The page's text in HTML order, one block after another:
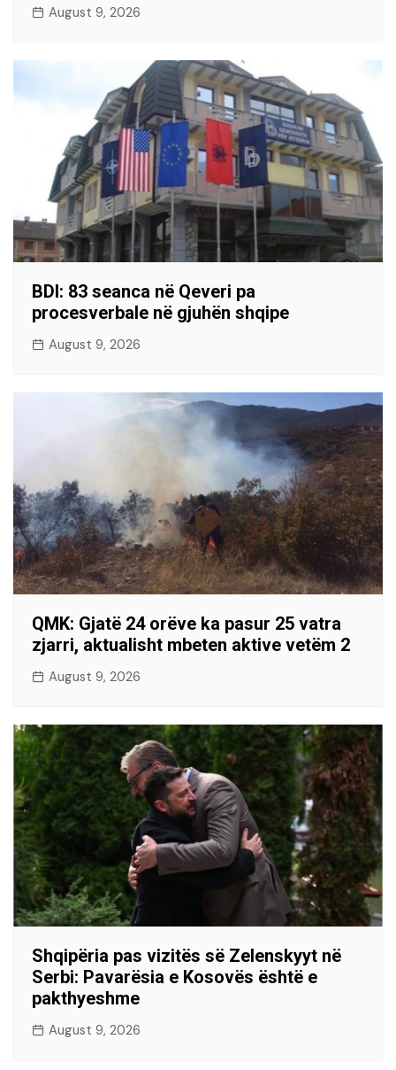
August 9, 2026
BDI: 83 seanca në Qeveri pa
procesverbale në gjuhën shqipe
August 9, 2026
QMK: Gjatë 24 orëve ka pasur 25 vatra
zjarri, aktualisht mbeten aktive vetëm 2
August 9, 2026
Shqipëria pas vizitës së Zelenskyyt në
Serbi: Pavarësia e Kosovës është e
pakthyeshme
August 9, 2026